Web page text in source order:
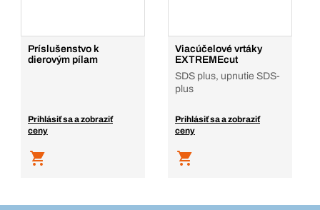
Príslušenstvo k
dierovým pílam
Prihlásiť sa a zobraziť
ceny
Viacúčelové vrtáky
EXTREMEcut
SDS plus, upnutie SDS-
plus
Prihlásiť sa a zobraziť
ceny